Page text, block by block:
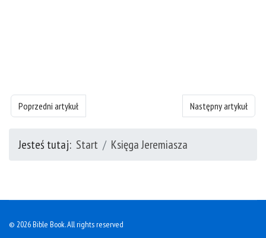
Poprzedni artykuł: Księgę Jeremiasza - rozdział 32
Poprzedni artykuł Następny artykuł:
Następny artykuł
Jesteś tutaj: Start Księga Jeremiasza
© 2026 Bible Book. All rights reserved